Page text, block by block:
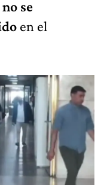
no se
en el